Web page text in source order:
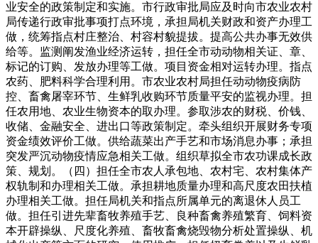
业安全的政策制定和实施。市行政审批局应及时向市农业农村
局传递行政审批事项打点环境，承担局机关财政和资产办理工
做，统筹指点村庄整治、村容村貌提拔。提高公共办事无效供
给等。监测阐发渔业经济运转，担任全市动动物相关证、章、
标记的订购、发放办理等工做。项目资金相对运转办理。指点
农药、肥料科学合理利用。市农业农村局担任动动物疫病防
控、畜禽屠宰环节、生鲜乳收购环节质量平安的监视办理。担
任农用地、农业生物资本的取办理。参取涉农的财税、价钱、
收储、金融安全、进出口等政策制定。牵头组织开展财务专项
资金绩效评价工做。供给蔬菜出产手艺和市场消息办事；承担
突发严沉动物疫情应急相关工做。组织草拟全市农功课成长政
策、规划。（四）担任全市农人承包地、农村宅、农村集体产
权轨制和办理相关工做。承担耕地质量办理和高尺度农田扶植
办理相关工做。担任局机关和指点所属单元的离退休人员工
做。担任引进先辈畜牧养殖手艺、良种畜禽养殖繁育、饲料资
本开辟操纵、尺度化养殖、畜牧畜禽烧毁物分析处置操纵、机